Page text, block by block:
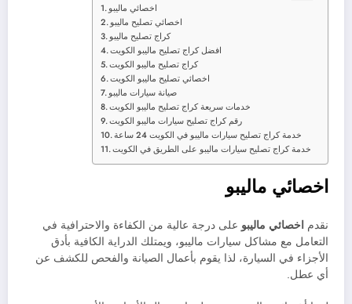
اخصائي ماليبو
اخصائي تصليح ماليبو
كراج تصليح ماليبو
افضل كراج تصليح ماليبو الكويت
كراج تصليح ماليبو الكويت
اخصائي تصليح ماليبو الكويت
صيانة سيارات ماليبو
خدمات سريعة كراج تصليح ماليبو الكويت
رقم كراج تصليح سيارات ماليبو الكويت
خدمة كراج تصليح سيارات ماليبو في الكويت 24 ساعة
خدمة كراج تصليح سيارات ماليبو على الطريق في الكويت
اخصائي ماليبو
نقدم اخصائي ماليبو على درجة عالية من الكفاءة والاحترافية في
التعامل مع مشاكل سيارات ماليبو، ويمتلك الدراية الكافية بأدق
الأجزاء في السيارة، لذا يقوم بأعمال الصيانة والفحص للكشف عن
أي عطل.